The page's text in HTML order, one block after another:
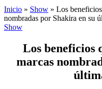
Inicio » Show » Los
nombradas por Shakira en su
Show
Los beneficios
marcas